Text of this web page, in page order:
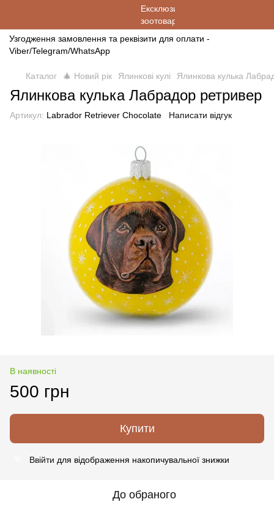
Узгодження замовлення та реквізити для оплати -
Viber/Telegram/WhatsApp
Каталог 🎄 Новий рік Ялинкові кулі Ялинкова кулька
Ялинкова кулька Лабрадор ретривер
Артикул: Labrador Retriever Chocolate Написати відгук
В наявності
500 грн
Купити
Ввійти для відображення накопичувальної знижки
До обраного